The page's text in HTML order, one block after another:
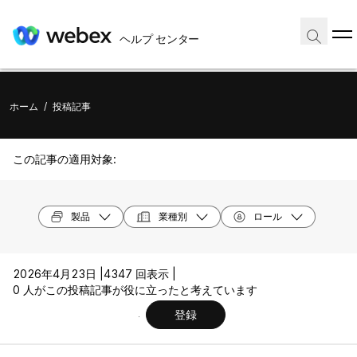
ヘルプ センター
ホーム / 投稿記事
この記事の適用対象:
製品 業種別 ロール
2026年4月23日 | 4347 回表示 |
0 人がこの投稿記事が役に立ったと考えています
登録